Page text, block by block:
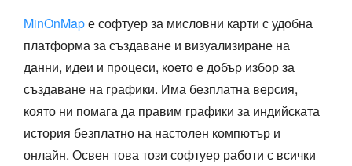
MinOnMapе софтуер за мисловни карти с удобна
платформа за създаване и визуализиране на
данни, идеи и процеси, което е добър избор за
създаване на графики. Има безплатна версия,
която ни помага да правим графики за индийската
история безплатно на настолен компютър и
онлайн. Освен това този софтуер работи с всички